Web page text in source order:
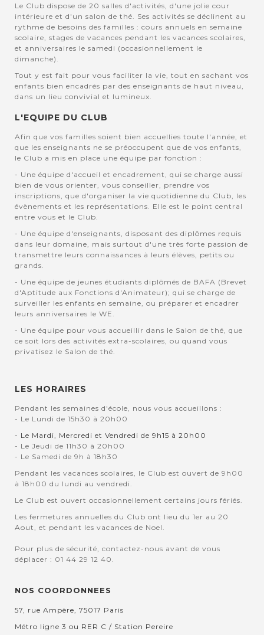
Le Club dispose de 20 salles d'activités, d'une jolie cour
intérieure et d'un salon de thé. Ses activités se déclinent au
rythme de besoins des familles : cours annuels en semaine
scolaire, stages de vacances pendant les vacances scolaires,
et anniversaires le samedi (occasionnellement le
dimanche).
Tout y est fait pour vous faciliter la vie, tout en sachant vos
enfants bien encadrés par des enseignants de haut niveau,
dans un lieu convivial et lumineux.
L'EQUIPE DU CLUB
Afin que vos familles soient bien accuellies toute l'année, et
que les enseignants ne se préoccupent que de vos enfants,
le Club a mis en place une équipe par fonction :
- Une équipe d'accueil et encadrement, qui se charge aussi
bien de vous orienter, vous conseiller, prendre vos
inscriptions, que d'organiser la vie quotidienne du Club, les
évènements et les représentations. Elle est le point central
entre vous et le Club.
- Une équipe d'enseignants, disposant des diplômes requis
dans leur domaine, mais surtout d'une très forte passion de
transmettre leurs connaissances à leurs élèves, petits ou
grands.
- Une équipe de jeunes étudiants diplômés de BAFA (Brevet
d'Aptitude aux Fonctions d'Animateur); qui se charge de
surveiller les enfants en semaine, ou préparer et encadrer
leurs anniversaires le WE.
- Une équipe pour vous accueillir dans le Salon de thé, que
ce soit lors des activités extra-scolaires, ou quand vous
privatisez le Salon de thé.
LES HORAIRES
Pendant les semaines d'école, nous vous accueillons :
- Le Lundi de 15h30 à 20h00
- Le Mardi, Mercredi et Vendredi de 9h15 à 20h00
- Le Jeudi de 11h30 à 20h00
- Le Samedi de 9h à 18h30
Pendant les vacances scolaires, le Club est ouvert de 9h00
à 18h00 du lundi au vendredi.
Le Club est ouvert occasionnellement certains jours fériés.
Les fermetures annuelles du Club ont lieu du 1er au 20
Aout, et pendant les vacances de Noel.
Pour plus de sécurité, contactez-nous avant de vous
déplacer : 01 44 29 12 40.
NOS COORDONNEES
57, rue Ampère, 75017 Paris
Métro ligne 3 ou RER C / Station Pereire